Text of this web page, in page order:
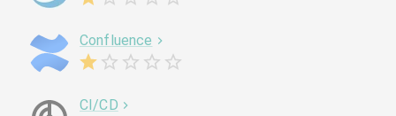
Confluence
CI/CD